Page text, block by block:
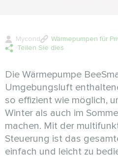
Mycond
Wärmepumpen für
Teilen Sie dies
Die Wärmepumpe
Umgebungsluft
so effizient wie möglich,
Winter als auch im
machen. Mit der
Steuerung ist das
einfach und leicht zu